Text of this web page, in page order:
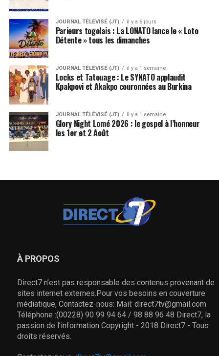
JOURNAL TÉLÉVISÉ (JT) il y a 6 jours
Parieurs togolais : La LONATO lance le « Loto
Détente » tous les dimanches
JOURNAL TÉLÉVISÉ (JT) il y a 1 semaine
Locks et Tatouage : Le SYNATO applaudit
Kpakpovi et Akakpo couronnées au Burkina
JOURNAL TÉLÉVISÉ (JT) il y a 1 semaine
Glory Night Lomé 2026 : le gospel à l’honneur
les 1er et 2 Août
À PROPOS
Direct7 n’est pas responsable des contenus provenant de
sites internet externes.Pour vos besoins en couverture
médiatique, Contactez-nous: Mail: direct7tv@gmail.com
Téléphone :(00228) 90 99 94 64 / 98 88 96 48 Direct7, la
passion de l'information Copyright - 2018 Direct7 - Tous
droits réservés.